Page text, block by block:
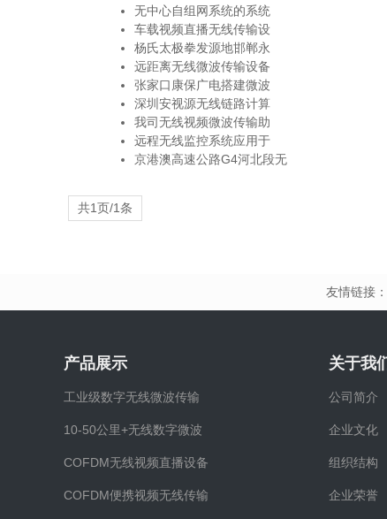
无中心自组网系统的系统
车载视频直播无线传输设
杨氏太极拳发源地邯郸永
远距离无线微波传输设备
张家口康保广电搭建微波
深圳安视源无线链路计算
我司无线视频微波传输助
远程无线监控系统应用于
京港澳高速公路G4河北段无
共1页/1条
友情链接：
产品展示
工业级数字无线微波传输
10-50公里+无线数字微波
COFDM无线视频直播设备
COFDM便携视频无线传输
关于我
公司简介
企业文化
组织结构
企业荣誉